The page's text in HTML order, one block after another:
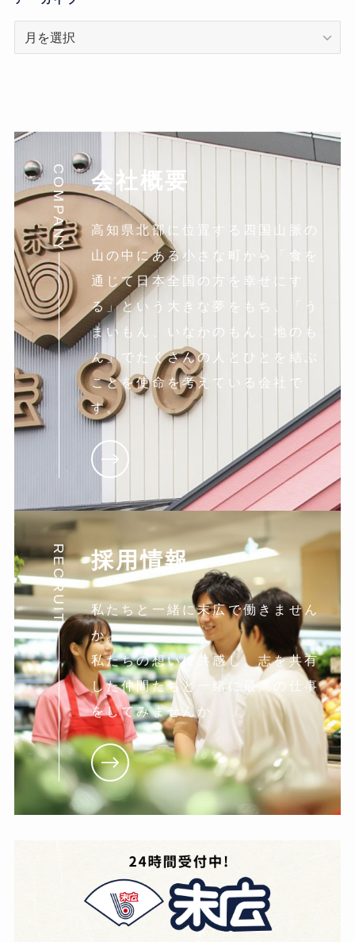
ア
COMPANY 会社概要
高知県北部に位置する四国山脈の
山の中にある小さな町から「食を
通じて日本全国の方を幸せにす
る」という大きな夢をもち、「う
まいもん、いなかのもん、地のも
ん」でたくさんの人とひとを結ぶ
ことを使命を考えている会社で
す。
RECRUIT 採用情報
私たちと一緒に末広で働きません
か。
私たちの想いに共感し。志を共有
した仲間たちと一緒に最高の仕事
をしてみませんか